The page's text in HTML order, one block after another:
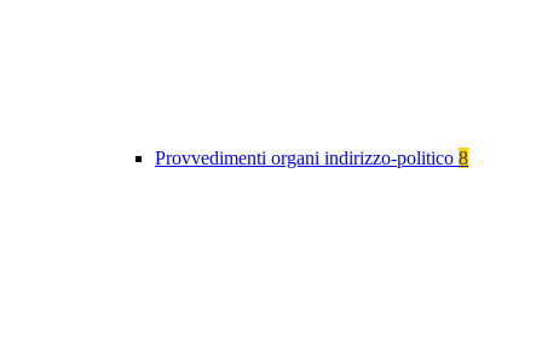
Provvedimenti organi indirizzo-politico 8